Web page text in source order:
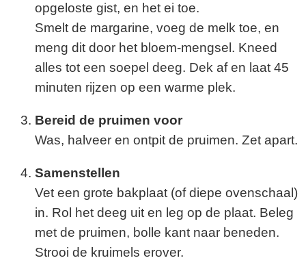
opgeloste gist, en het ei toe.
Smelt de margarine, voeg de melk toe, en
meng dit door het bloem-mengsel. Kneed
alles tot een soepel deeg. Dek af en laat 45
minuten rijzen op een warme plek.
Bereid de pruimen voor
Was, halveer en ontpit de pruimen. Zet apart.
Samenstellen
Vet een grote bakplaat (of diepe ovenschaal)
in. Rol het deeg uit en leg op de plaat. Beleg
met de pruimen, bolle kant naar beneden.
Strooi de kruimels erover.